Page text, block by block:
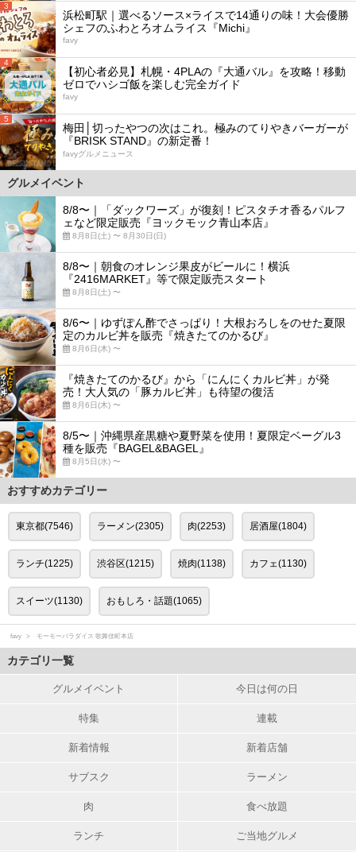
3
浜松町駅｜選べるソース×ライスで14通りの味！大会優勝
シェフのふわとろオムライス『Michi』
favy
4
【初心者必見】札幌・4PLAの『大通バル』を攻略！移動
ゼロでハシゴ飯を楽しむ完全ガイド
favy
5
梅田│切ったやつの次はこれ。極みのてりやきバーガーが
『BRISK STAND』の新定番！
favyグルメニュース
グルメイベント
8/8〜｜「ダックワーズ」が復刻！ピスタチオ香るパルフ
ェなど限定販売『ヨックモック青山本店』
8月8日(土) 〜 8月30日(日)
8/8〜｜朝食のオレンジ果皮がビールに！横浜
『2416MARKET』等で限定販売スタート
8月8日(土) 〜
8/6〜｜ゆずぽん酢でさっぱり！大根おろしをのせた夏限
定のカルビ丼を販売『焼きたてのかるび』
8月6日(木) 〜
『焼きたてのかるび』から「にんにくカルビ丼」が発
売！大人気の「豚カルビ丼」も待望の復活
8月6日(木) 〜
8/5〜｜沖縄県産黒糖や夏野菜を使用！夏限定ベーグル3
種を販売『BAGEL&BAGEL』
8月5日(水) 〜
おすすめカテゴリー
東京都(7546) ラーメン(2305) 肉(2253) 居酒屋(1804)
ランチ(1225) 渋谷区(1215) 焼肉(1138) カフェ(1130)
スイーツ(1130) おもしろ・話題(1065)
favy モーモーパラダイス 歌舞伎町本店
カテゴリ一覧
グルメイベント 今日は何の日
特集 連載
新着情報 新着店舗
サブスク ラーメン
肉 食べ放題
ランチ ご当地グルメ